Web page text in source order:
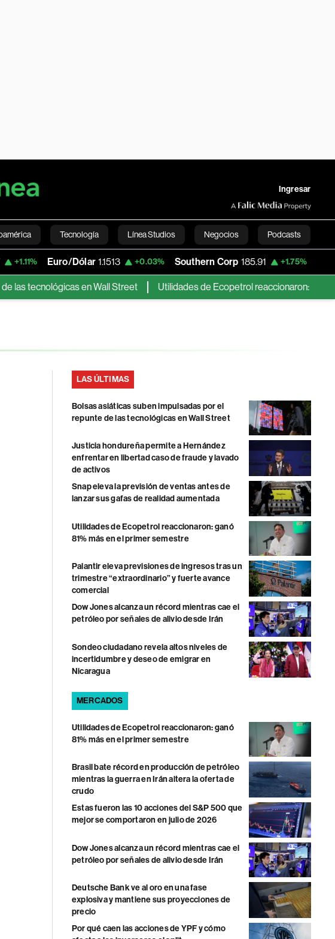
Ingresar
Tecnología Línea Studios Negocios Podcasts
Videos English
Dólar 1.1513 +0.03% Southern Corp 185.91 +1.75% Copa Holdings
en Wall Street Utilidades de Ecopetrol reaccionaron: ganó 81% más
LAS ÚLTIMAS
Bolsas asiáticas suben impulsadas por el
repunte de las tecnológicas en Wall Street
Justicia hondureña permite a Hernández
enfrentar en libertad caso de fraude y lavado
de activos
Snap eleva la previsión de ventas antes de
lanzar sus gafas de realidad aumentada
Utilidades de Ecopetrol reaccionaron: ganó
81% más en el primer semestre
Palantir eleva previsiones de ingresos tras un
trimestre “extraordinario” y fuerte avance
comercial
Dow Jones alcanza un récord mientras cae el
petróleo por señales de alivio desde Irán
Sondeo ciudadano revela altos niveles de
incertidumbre y deseo de emigrar en
Nicaragua
MERCADOS
Utilidades de Ecopetrol reaccionaron: ganó
81% más en el primer semestre
Brasil bate récord en producción de petróleo
mientras la guerra en Irán altera la oferta de
crudo
Estas fueron las 10 acciones del S&P 500 que
mejor se comportaron en julio de 2026
Dow Jones alcanza un récord mientras cae el
petróleo por señales de alivio desde Irán
Deutsche Bank ve al oro en una fase
explosiva y mantiene sus proyecciones de
precio
Por qué caen las acciones de YPF y cómo